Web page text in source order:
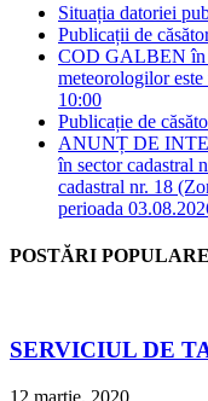
Situația datoriei
Publicații de
COD GALBEN în
meteorologilor
10:00
Publicație de
ANUNȚ DE
în sector cadastral
cadastral nr. 18
perioada
POSTĂRI POPULARE
SERVICIUL DE
12 martie, 2020